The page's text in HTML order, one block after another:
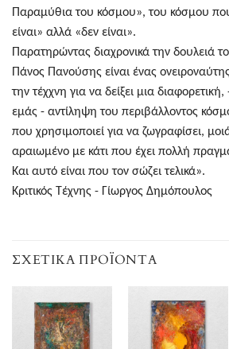
Παραμύθια του κόσμου», του κόσμου
είναι» αλλά «δεν είναι».
Παρατηρώντας διαχρονικά την δουλειά
Πάνος Πανούσης είναι ένας
την τέχχνη για να δείξει μια
εμάς - αντίληψη του περιβάλλοντος
που χρησιμοποιεί για να ζωγραφίσει,
αραιωμένο με κάτι που έχει πολλή
Και αυτό είναι που τον σώζει τελικά».
Κριτικός Τέχνης - Γίωργος Δημόπουλος
ΣΧΕΤΙΚΆ ΠΡΟΪΌΝΤΑ